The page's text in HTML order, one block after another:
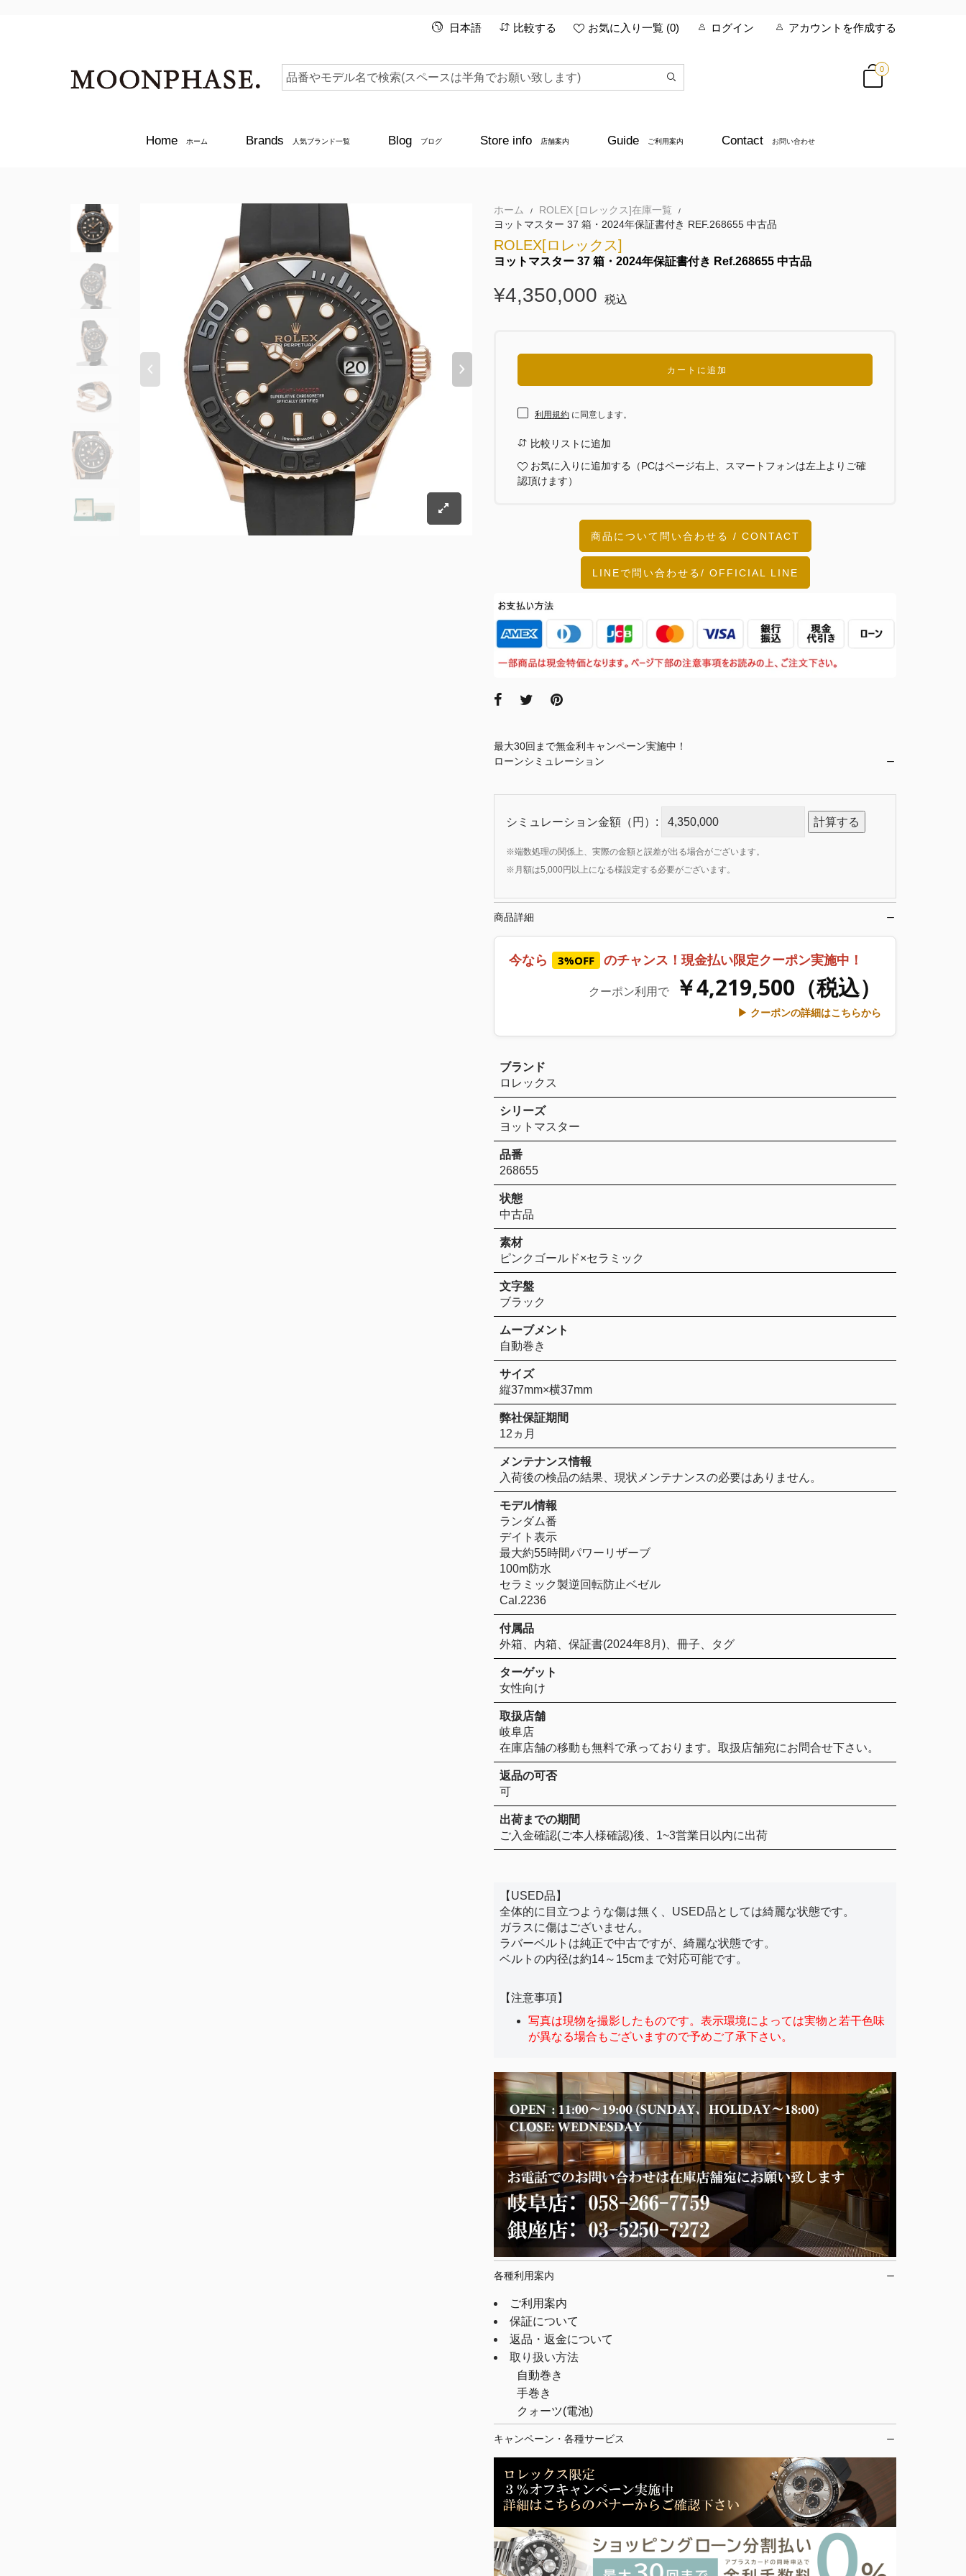
日本語 比較する お気に入り一覧 (0) ログイン アカウントを作成する
0
Home ホーム Brands 人気ブランド一覧 Blog ブログ Store info 店舗案内 Guide ご利用案内 Contact お問い合わせ
ホーム / ROLEX [ロレックス]在庫一覧 /
ヨットマスター 37 箱・2024年保証書付き REF.268655 中古品
ROLEX[ロレックス]
ヨットマスター 37 箱・2024年保証書付き Ref.268655 中古品
¥4,350,000 税込
カートに追加
利用規約 に同意します。
比較リストに追加
お気に入りに追加する（PCはページ右上、スマートフォンは左上よりご確
認頂けます）
商品について問い合わせる / CONTACT
LINEで問い合わせる/ OFFICIAL LINE
最大30回まで無金利キャンペーン実施中！
ローンシミュレーション
シミュレーション金額（円）: 計算する
※端数処理の関係上、実際の金額と誤差が出る場合がございます。
※月額は5,000円以上になる様設定する必要がございます。
商品詳細
今なら 3%OFF のチャンス！現金払い限定クーポン実施中！
クーポン利用で ￥4,219,500（税込）
▶ クーポンの詳細はこちらから
ブランド
ロレックス
シリーズ
ヨットマスター
品番
268655
状態
中古品
素材
ピンクゴールド×セラミック
文字盤
ブラック
ムーブメント
自動巻き
サイズ
縦37mm×横37mm
弊社保証期間
12ヵ月
メンテナンス情報
入荷後の検品の結果、現状メンテナンスの必要はありません。
モデル情報
ランダム番
デイト表示
最大約55時間パワーリザーブ
100m防水
セラミック製逆回転防止ベゼル
Cal.2236
付属品
外箱、内箱、保証書(2024年8月)、冊子、タグ
ターゲット
女性向け
取扱店舗
岐阜店
在庫店舗の移動も無料で承っております。取扱店舗宛にお問合せ下さい。
返品の可否
可
出荷までの期間
ご入金確認(ご本人様確認)後、1~3営業日以内に出荷
【USED品】
全体的に目立つような傷は無く、USED品としては綺麗な状態です。
ガラスに傷はございません。
ラバーベルトは純正で中古ですが、綺麗な状態です。
ベルトの内径は約14～15cmまで対応可能です。
【注意事項】
写真は現物を撮影したものです。表示環境によっては実物と若干色味
が異なる場合もございますので予めご了承下さい。
各種利用案内
ご利用案内
保証について
返品・返金について
取り扱い方法
自動巻き
手巻き
クォーツ(電池)
キャンペーン・各種サービス